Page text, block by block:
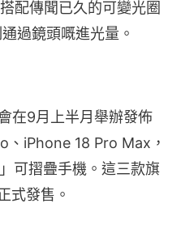
配傳聞已久的可變光圈
過鏡頭嘅進光量。
在9月上半月舉辦發佈
、iPhone 18 Pro Max，
可摺疊手機。這三款旗
式發售。